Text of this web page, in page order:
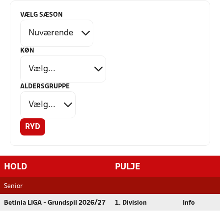
VÆLG SÆSON
KØN
ALDERSGRUPPE
RYD
HOLD PULJE
Senior
Betinia LIGA - Grundspil 2026/27 1. Division Info